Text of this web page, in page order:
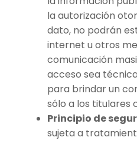
la autorización
dato, no podrán
internet u otros
comunicación
acceso sea
para brindar un
sólo a los titulares
Principio de
sujeta a